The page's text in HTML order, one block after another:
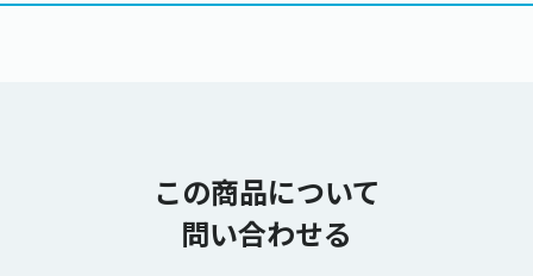
この商品について
問い合わせる